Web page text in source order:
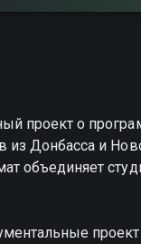
проект о
из Донбасса и
объединяет